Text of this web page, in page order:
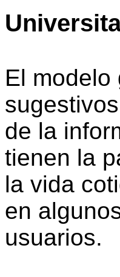
El modelo
de la
tienen la
la vida
en
usuarios.